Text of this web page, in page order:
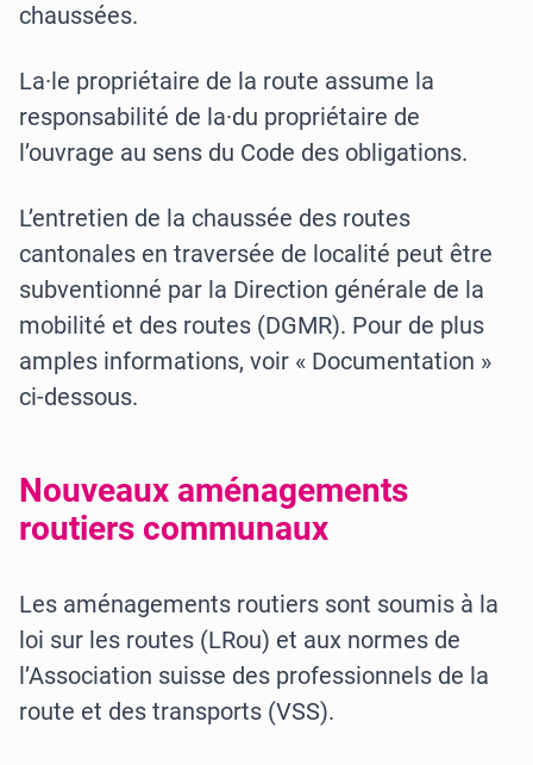
chaussées.
La·le propriétaire de la route assume la
responsabilité de la·du propriétaire de
l’ouvrage au sens du Code des obligations.
L’entretien de la chaussée des routes
cantonales en traversée de localité peut être
subventionné par la Direction générale de la
mobilité et des routes (DGMR). Pour de plus
amples informations, voir « Documentation »
ci-dessous.
Nouveaux aménagements
routiers communaux
Les aménagements routiers sont soumis à la
loi sur les routes (LRou) et aux normes de
l’Association suisse des professionnels de la
route et des transports (VSS).